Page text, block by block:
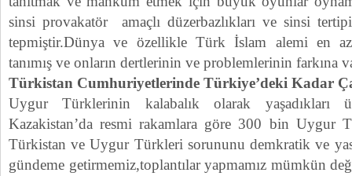
sinsi provakatör amaçlı düzerbazlıkları ve sinsi
tepmiştir.Dünya ve özellikle Türk İslam alemi en
tanımış ve onların dertlerinin ve problemlerinin farkına
Türkistan Cumhuriyetlerinde Türkiye’deki Kadar
Uygur Türklerinin kalabalık olarak yaşadıkları
Kazakistan’da resmi rakamlara göre 300 bin Uygur
Türkistan ve Uygur Türkleri sorununu demkratik ve
gündeme getirmemiz,toplantılar yapmamız mümkün